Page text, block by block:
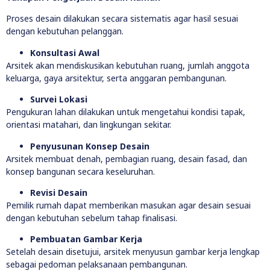
Proses desain dilakukan secara sistematis agar hasil sesuai
dengan kebutuhan pelanggan.
Konsultasi Awal
Arsitek akan mendiskusikan kebutuhan ruang, jumlah anggota
keluarga, gaya arsitektur, serta anggaran pembangunan.
Survei Lokasi
Pengukuran lahan dilakukan untuk mengetahui kondisi tapak,
orientasi matahari, dan lingkungan sekitar.
Penyusunan Konsep Desain
Arsitek membuat denah, pembagian ruang, desain fasad, dan
konsep bangunan secara keseluruhan.
Revisi Desain
Pemilik rumah dapat memberikan masukan agar desain sesuai
dengan kebutuhan sebelum tahap finalisasi.
Pembuatan Gambar Kerja
Setelah desain disetujui, arsitek menyusun gambar kerja lengkap
sebagai pedoman pelaksanaan pembangunan.